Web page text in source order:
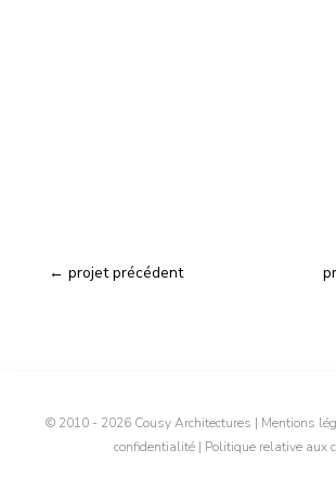
← projet précédent
© 2010 - 2026 Cousy Architectures | Mentions
confidentialité | Politique relative aux